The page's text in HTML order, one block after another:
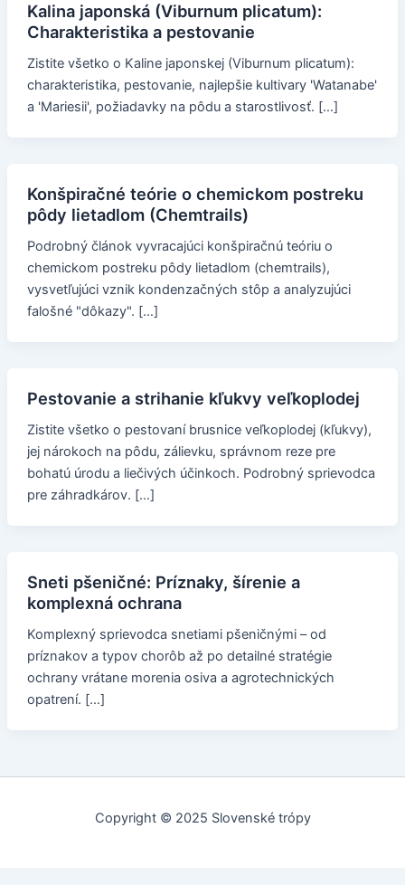
Kalina japonská (Viburnum plicatum):
Charakteristika a pestovanie
Zistite všetko o Kaline japonskej (Viburnum plicatum):
charakteristika, pestovanie, najlepšie kultivary 'Watanabe'
a 'Mariesii', požiadavky na pôdu a starostlivosť. […]
Konšpiračné teórie o chemickom postreku
pôdy lietadlom (Chemtrails)
Podrobný článok vyvracajúci konšpiračnú teóriu o
chemickom postreku pôdy lietadlom (chemtrails),
vysvetľujúci vznik kondenzačných stôp a analyzujúci
falošné "dôkazy". […]
Pestovanie a strihanie kľukvy veľkoplodej
Zistite všetko o pestovaní brusnice veľkoplodej (kľukvy),
jej nárokoch na pôdu, zálievku, správnom reze pre
bohatú úrodu a liečivých účinkoch. Podrobný sprievodca
pre záhradkárov. […]
Sneti pšeničné: Príznaky, šírenie a
komplexná ochrana
Komplexný sprievodca snetiami pšeničnými – od
príznakov a typov chorôb až po detailné stratégie
ochrany vrátane morenia osiva a agrotechnických
opatrení. […]
Copyright © 2025 Slovenské trópy